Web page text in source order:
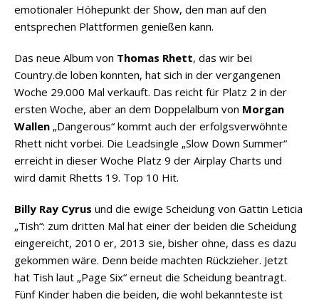
emotionaler Höhepunkt der Show, den man auf den
entsprechen Plattformen genießen kann.
Das neue Album von Thomas Rhett, das wir bei
Country.de loben konnten, hat sich in der vergangenen
Woche 29.000 Mal verkauft. Das reicht für Platz 2 in der
ersten Woche, aber an dem Doppelalbum von Morgan
Wallen „Dangerous“ kommt auch der erfolgsverwöhnte
Rhett nicht vorbei. Die Leadsingle „Slow Down Summer“
erreicht in dieser Woche Platz 9 der Airplay Charts und
wird damit Rhetts 19. Top 10 Hit.
Billy Ray Cyrus und die ewige Scheidung von Gattin Leticia
„Tish“: zum dritten Mal hat einer der beiden die Scheidung
eingereicht, 2010 er, 2013 sie, bisher ohne, dass es dazu
gekommen wäre. Denn beide machten Rückzieher. Jetzt
hat Tish laut „Page Six“ erneut die Scheidung beantragt.
Fünf Kinder haben die beiden, die wohl bekannteste ist